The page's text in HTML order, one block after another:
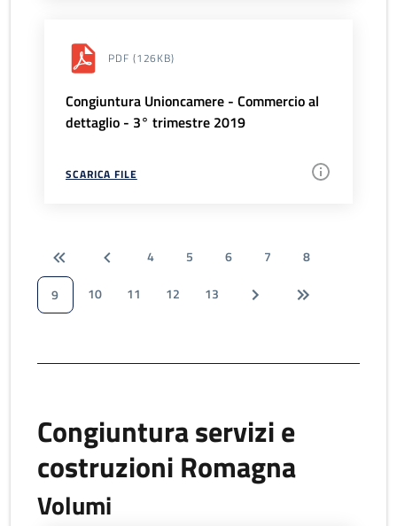
PDF (126KB)
Congiuntura Unioncamere - Commercio al
dettaglio - 3° trimestre 2019
SCARICA FILE
4 5 6 7
8
9
10 11 12 13
Congiuntura servizi e
costruzioni Romagna
Volumi